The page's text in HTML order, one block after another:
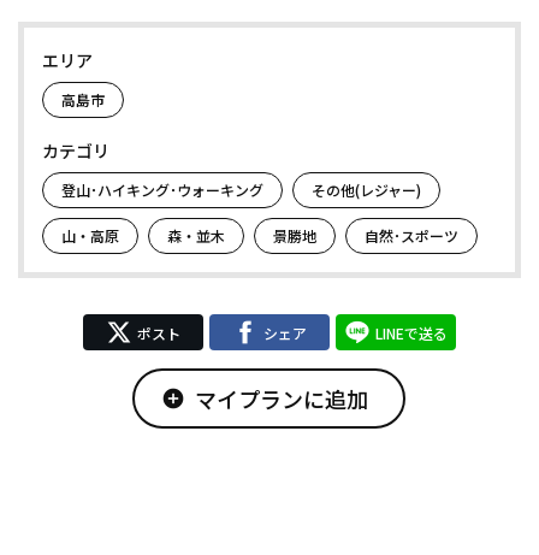
エリア
高島市
カテゴリ
登山･ハイキング･ウォーキング その他(レジャー)
山・高原 森・並木 景勝地 自然･スポーツ
ポスト シェア LINEで送る
add_circle マイプランに追加